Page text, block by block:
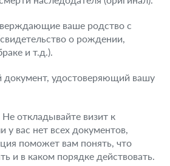
ваше родство с
о рождении,
и т.д.).
документ, удостоверяющий вашу
Не откладывайте визит к
у вас нет всех документов,
поможет вам понять, что
и в каком порядке действовать.